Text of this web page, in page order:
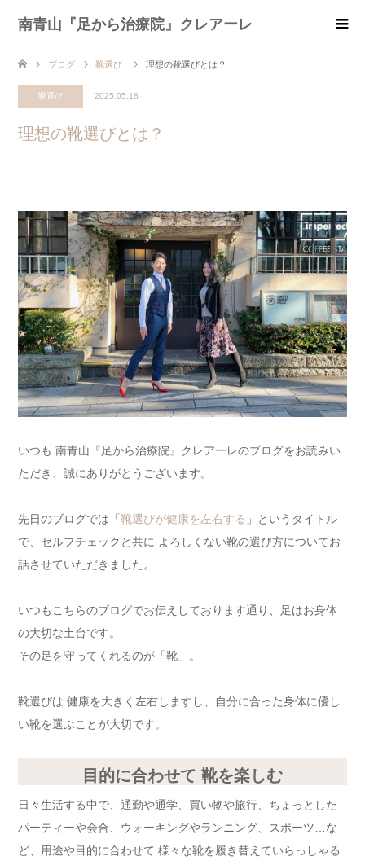
南青山『足から治療院』クレアーレ
ブログ 靴選び 理想の靴選びとは？
靴選び 2025.05.18
理想の靴選びとは？
いつも 南青山『足から治療院』クレアーレのブログをお読みい
ただき、誠にありがとうございます。
先日のブログでは「靴選びが健康を左右する 」というタイトル
で、セルフチェックと共に よろしくない靴の選び方についてお
話させていただきました。
いつもこちらのブログでお伝えしております通り、足はお身体
の大切な土台です。
その足を守ってくれるのが「靴」。
靴選びは 健康を大きく左右しますし、自分に合った身体に優し
い靴を選ぶことが大切です。
目的に合わせて 靴を楽しむ
日々生活する中で、通勤や通学、買い物や旅行、ちょっとした
パーティーや会合、ウォーキングやランニング、スポーツ…な
ど、用途や目的に合わせて 様々な靴を履き替えていらっしゃる